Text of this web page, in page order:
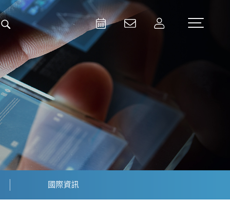
Activities
Contact Us
Member
Test and Measurement
Aerospace | Defense | Security
Broadcast and Media
國際資訊